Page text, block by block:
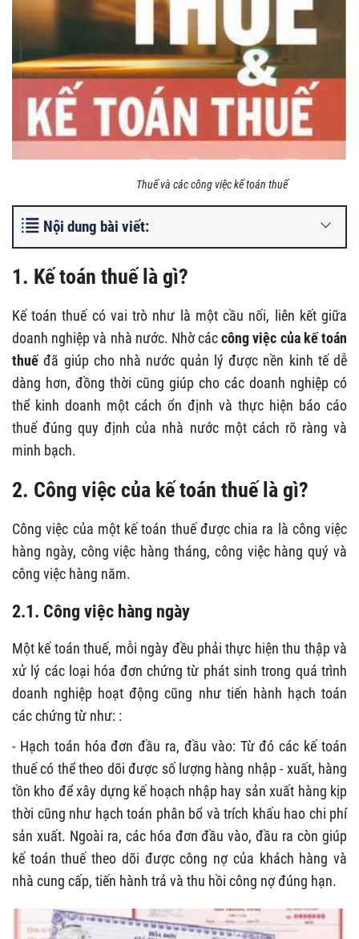
Thuế và các công việc kế toán thuế
Nội dung bài viết:
1. Kế toán thuế là gì?
Kế toán thuế có vai trò như là một cầu nối, liên kết giữa
doanh nghiệp và nhà nước. Nhờ cáccông việc của kế toán
thuếđã giúp cho nhà nước quản lý được nền kinh tế dễ
dàng hơn, đồng thời cũng giúp cho các doanh nghiệp có
thể kinh doanh một cách ổn định và thực hiện báo cáo
thuế đúng quy định của nhà nước một cách rõ ràng và
minh bạch.
2. Công việc của kế toán thuế là gì?
Công việc của một kế toán thuế được chia ra là công việc
hàng ngày, công việc hàng tháng, công việc hàng quý và
công việc hàng năm.
2.1. Công việc hàng ngày
Một kế toán thuế, mỗi ngày đều phải thực hiện thu thập và
xử lý các loại hóa đơn chứng từ phát sinh trong quá trình
doanh nghiệp hoạt động cũng như tiến hành hạch toán
các chứng từ như: :
- Hạch toán hóa đơn đầu ra, đầu vào: Từ đó các kế toán
thuế có thể theo dõi được số lượng hàng nhập - xuất, hàng
tồn kho để xây dựng kế hoạch nhập hay sản xuất hàng kịp
thời cũng như hạch toán phân bổ và trích khấu hao chi phí
sản xuất. Ngoài ra, các hóa đơn đầu vào, đầu ra còn giúp
kế toán thuế theo dõi được công nợ của khách hàng và
nhà cung cấp, tiến hành trả và thu hồi công nợ đúng hạn.